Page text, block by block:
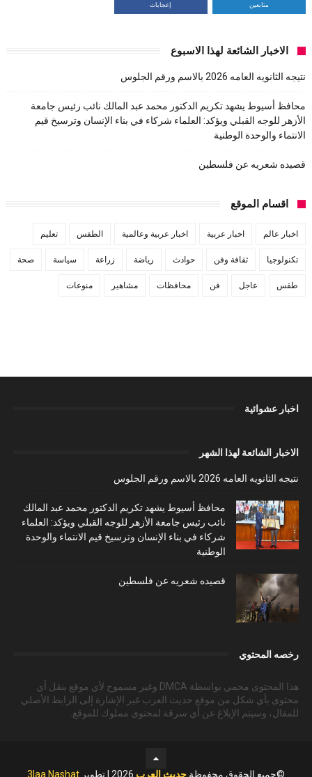
متابعين إعجابات
الاخبار الشائعة لهذا الاسبوع
نتيجه الثانويه العامه 2026 بالاسم ورقم الجلوس
محافظ أسيوط يشهد تكريم الدكتور محمد عبد المالك نائب رئيس جامعة
الأزهر للوجه القبلي ويؤكد: العلماء شركاء في بناء الإنسان وترسيخ قيم
الانتماء والوحدة الوطنية
قصيده شعريه عن فلسطين
اقسام الموقع
اخبار عالم اخبار عربية اخبار عربية وعالمية الطقس تعليم
تكنولوجيا ثقافة وفن حوادث رياضة زراعة سياسة صحة
طقس عاجل فن محافظات مشاهير منوعات
اخبار عشوائية
الاخبار الشائعة لهذا الشهر
نتيجه الثانويه العامه 2026 بالاسم ورقم الجلوس
محافظ أسيوط يشهد تكريم الدكتور محمد عبد المالك
نائب رئيس جامعة الأزهر للوجه القبلي ويؤكد: العلماء
شركاء في بناء الإنسان وترسيخ قيم الانتماء والوحدة
الوطنية
قصيده شعريه عن فلسطين
رخصه المحتوي
هذا المحتوى محمي بواسطة DMCA وغير مسموح لأي موقع بنقل أي
محتوى بأي شكل من موقع حديث العرب غير الإشارة إلى الرابط الأصلي
للمقال، وسيتم الإبلاغ عن أي سرقة لمحتوى مملوك للموقع.
©جميع الحقوق محفوظة حديث العرب 2026 | تطوير 3laa Nashat